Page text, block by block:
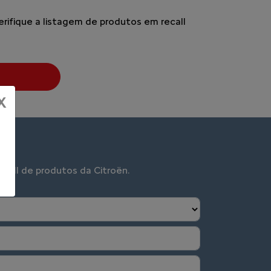
a listagem de produtos em recall
de produtos da Citroën.